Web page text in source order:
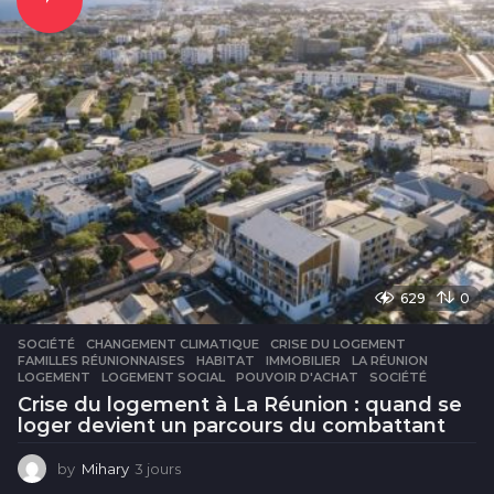
629 0
SOCIÉTÉ CHANGEMENT CLIMATIQUE ,CRISE DU LOGEMENT
FAMILLES RÉUNIONNAISES
,HABITAT ,IMMOBILIER ,LA RÉUNION
LOGEMENT
,LOGEMENT SOCIAL ,POUVOIR D'ACHAT ,SOCIÉTÉ
Crise du logement à La Réunion : quand se
loger devient un parcours du combattant
by Mihary 3 jours